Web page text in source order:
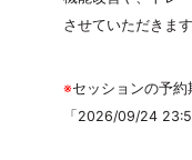
させていただきます
※セッションの予約
「2026/09/24